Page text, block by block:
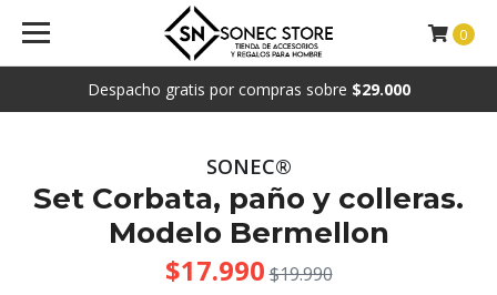
Despacho gratis por compras sobre $29.000
0
SONEC®
Set Corbata, paño y colleras.
Modelo Bermellon
$17.990 $19.990